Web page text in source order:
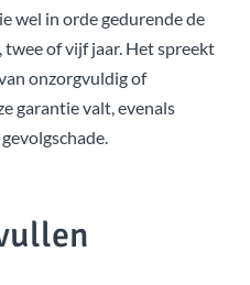
wel in orde gedurende de
of vijf jaar. Het spreekt
onzorgvuldig of
garantie valt, evenals